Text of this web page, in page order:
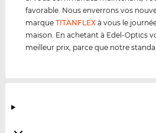
favorable. Nous enverrons vos
marqueTITANFLEX à vous le
maison. En achetant à Edel-Optics
meilleur prix, parce que notre